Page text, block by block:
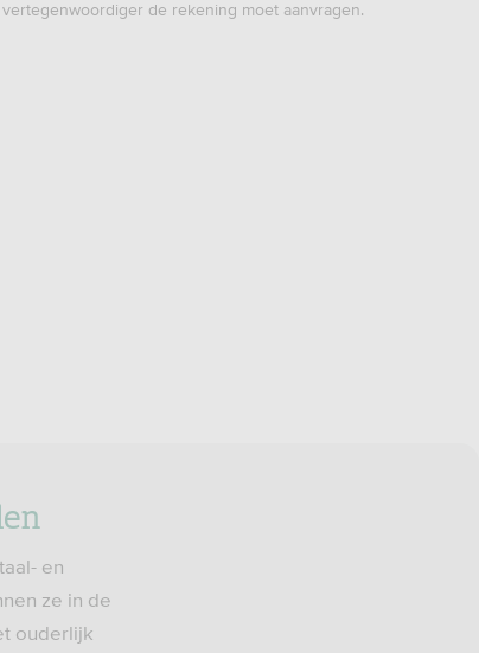
vertegenwoordiger de rekening moet aanvragen.
en
ze in de
ouderlijk